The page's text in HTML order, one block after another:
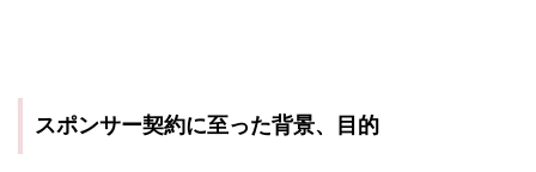
スポンサー契約に至った背景、目的